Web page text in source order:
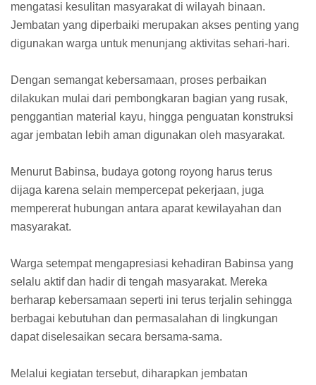
mengatasi kesulitan masyarakat di wilayah binaan.
Jembatan yang diperbaiki merupakan akses penting yang
digunakan warga untuk menunjang aktivitas sehari-hari.
Dengan semangat kebersamaan, proses perbaikan
dilakukan mulai dari pembongkaran bagian yang rusak,
penggantian material kayu, hingga penguatan konstruksi
agar jembatan lebih aman digunakan oleh masyarakat.
Menurut Babinsa, budaya gotong royong harus terus
dijaga karena selain mempercepat pekerjaan, juga
mempererat hubungan antara aparat kewilayahan dan
masyarakat.
Warga setempat mengapresiasi kehadiran Babinsa yang
selalu aktif dan hadir di tengah masyarakat. Mereka
berharap kebersamaan seperti ini terus terjalin sehingga
berbagai kebutuhan dan permasalahan di lingkungan
dapat diselesaikan secara bersama-sama.
Melalui kegiatan tersebut, diharapkan jembatan